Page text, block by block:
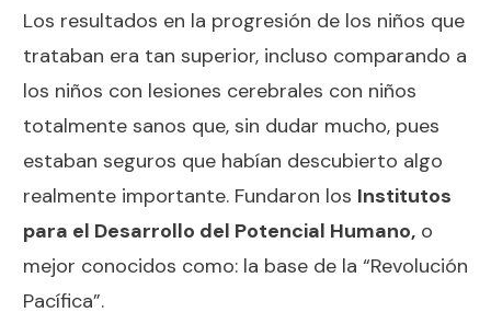
Los resultados en la progresión de los niños que
trataban era tan superior, incluso comparando a
los niños con lesiones cerebrales con niños
totalmente sanos que, sin dudar mucho, pues
estaban seguros que habían descubierto algo
realmente importante. Fundaron los Institutos
para el Desarrollo del Potencial Humano, o
mejor conocidos como: la base de la “Revolución
Pacífica”.